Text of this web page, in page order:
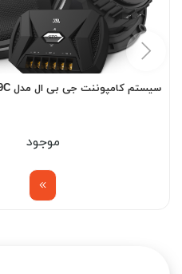
سیستم كامپوننت جی بی ال مدل JBL GTO 609C
موجود